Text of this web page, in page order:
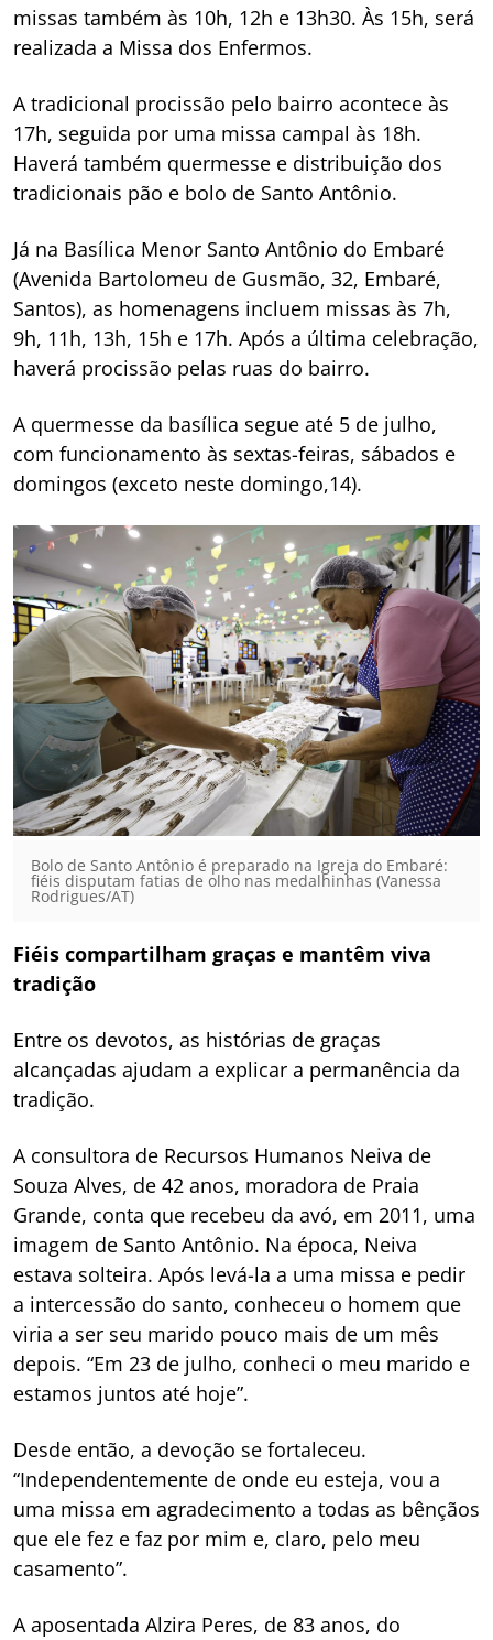
missas também às 10h, 12h e 13h30. Às 15h, será
realizada a Missa dos Enfermos.
A tradicional procissão pelo bairro acontece às
17h, seguida por uma missa campal às 18h.
Haverá também quermesse e distribuição dos
tradicionais pão e bolo de Santo Antônio.
Já na Basílica Menor Santo Antônio do Embaré
(Avenida Bartolomeu de Gusmão, 32, Embaré,
Santos), as homenagens incluem missas às 7h,
9h, 11h, 13h, 15h e 17h. Após a última celebração,
haverá procissão pelas ruas do bairro.
A quermesse da basílica segue até 5 de julho,
com funcionamento às sextas-feiras, sábados e
domingos (exceto neste domingo,14).
Bolo de Santo Antônio é preparado na Igreja do Embaré:
fiéis disputam fatias de olho nas medalhinhas (Vanessa
Rodrigues/AT)
Fiéis compartilham graças e mantêm viva
tradição
Entre os devotos, as histórias de graças
alcançadas ajudam a explicar a permanência da
tradição.
A consultora de Recursos Humanos Neiva de
Souza Alves, de 42 anos, moradora de Praia
Grande, conta que recebeu da avó, em 2011, uma
imagem de Santo Antônio. Na época, Neiva
estava solteira. Após levá-la a uma missa e pedir
a intercessão do santo, conheceu o homem que
viria a ser seu marido pouco mais de um mês
depois. “Em 23 de julho, conheci o meu marido e
estamos juntos até hoje”.
Desde então, a devoção se fortaleceu.
“Independentemente de onde eu esteja, vou a
uma missa em agradecimento a todas as bênçãos
que ele fez e faz por mim e, claro, pelo meu
casamento”.
A aposentada Alzira Peres, de 83 anos, do